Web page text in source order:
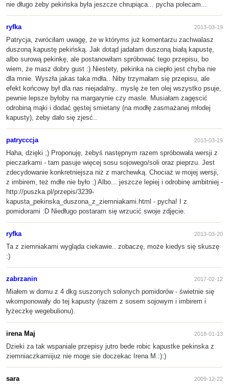
nie długo żeby pekińska była jeszcze chrupiąca... pycha polecam...
ryfka 2013-03-19
Patrycja, zwróciłam uwagę, że w któryms już komentarzu zachwalasz
duszoną kapustę pekińską. Jak dotąd jadałam duszoną białą kapustę,
albo surową pekinkę, ale postanowiłam spróbować tego przepisu, bo
wiem, że masz dobry gust :) Niestety, pekinka na ciepło jest chyba nie
dla mnie. Wyszła jakas taka mdła.. Niby trzymałam się przepisu, ale
efekt końcowy był dla nas niejadalny.. myslę że ten olej wszystko psuje,
pewnie lepsze byłoby na margarynie czy masle. Musiałam zagęscić
odrobiną mąki i dodać gęstej smietany (na modłę zasmażanej młodej
kapusty), żeby dało się zjesć..
patrycccja 2013-03-19
Haha, dzięki ;) Proponuję, żebyś następnym razem spróbowała wersji z
pieczarkami - tam pasuje więcej sosu sojowego/soli oraz pieprzu. Jest
zdecydowanie konkretniejsza niż z marchewką. Chociaż w mojej wersji,
z imbirem, też mdłe nie było :) Albo... jeszcze lepiej i odrobinę ambitniej -
http://puszka.pl/przepis/3239-
kapusta_pekinska_duszona_z_ziemniakami.html - pycha! I z
pomidorami :D Niedługo postaram się wrzucić swoje zdjęcie.
ryfka 2013-03-20
Ta z ziemniakami wygląda ciekawie.. zobaczę, może kiedys się skuszę
:)
zabrzanin 2017-02-12
Miałem w domu z 4 dkg suszonych solonych pomidorów - świetnie się
wkomponowały do tej kapusty (razem z sosem sojowym i imbirem i
łyżeczkę wegebulionu).
irena Maj 2018-01-13
Dzieki za tak wspaniale przepisy jutro bede robic kapustke pekinska z
ziemniaczkamiijuz nie moge sie doczekac Irena M.:):)
sara 2009-12-22